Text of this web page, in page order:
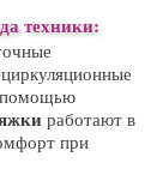
техники:
помощью
работают в
при